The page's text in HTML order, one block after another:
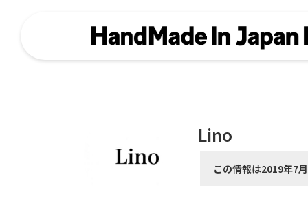
Lino
この情報は2019年7